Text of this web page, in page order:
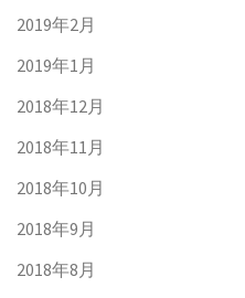
2019年2月
2019年1月
2018年12月
2018年11月
2018年10月
2018年9月
2018年8月